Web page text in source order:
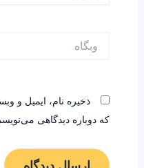
ذخیره نام، ایمیل و
که دوباره دیدگاهی